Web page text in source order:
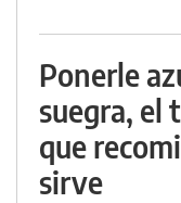
Ponerle
suegra, el
que
sirve